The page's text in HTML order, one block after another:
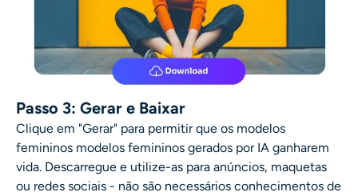
Passo 3: Gerar e Baixar
Clique em "Gerar" para permitir que os modelos
femininos modelos femininos gerados por IA ganharem
vida. Descarregue e utilize-as para anúncios, maquetas
ou redes sociais - não são necessários conhecimentos de